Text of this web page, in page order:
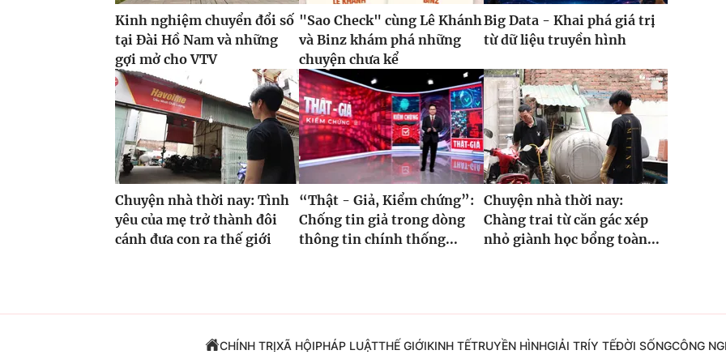
Kinh nghiệm chuyển đổi số
tại Đài Hồ Nam và những
gợi mở cho VTV
"Sao Check" cùng Lê Khánh
và Binz khám phá những
chuyện chưa kể
Big Data - Khai phá giá trị
từ dữ liệu truyền hình
Chuyện nhà thời nay: Tình
yêu của mẹ trở thành đôi
cánh đưa con ra thế giới
“Thật - Giả, Kiểm chứng”:
Chống tin giả trong dòng
thông tin chính thống...
Chuyện nhà thời nay:
Chàng trai từ căn gác xép
nhỏ giành học bổng toàn...
CHÍNH TRỊXÃ HỘIPHÁP LUẬTTHẾ GIỚIKINH TẾTRUYỀN HÌNHGIẢI TRÍY TẾĐỜI SỐNGCÔNG